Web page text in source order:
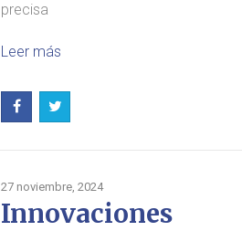
precisa
Leer más
27 noviembre, 2024
Innovaciones